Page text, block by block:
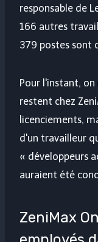
responsable de
166 autres
379 postes sont
Pour l'instant,
restent chez
licenciements,
d'un travailleur
« développeurs
auraient été
ZeniMax